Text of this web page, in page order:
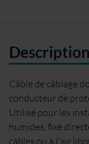
Description
Câble de câblage
conducteur de
Utilisé pour les
humides, fixé
câbles ou à l'air